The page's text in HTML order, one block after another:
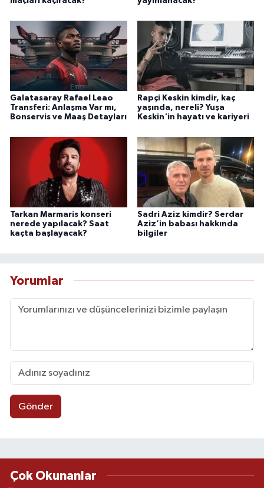
Galatasaray Rafael Leao
Transferi: Anlaşma Var mı,
Bonservis ve Maaş Detayları
Rapçi Keskin kimdir, kaç
yaşında, nereli? Yuşa
Keskin'in hayatı ve kariyeri
Tarkan Marmaris konseri
nerede yapılacak? Saat
kaçta başlayacak?
Sadri Aziz kimdir? Serdar
Aziz’in babası hakkında
bilgiler
Yorumlar
Gönder
Çok Okunanlar